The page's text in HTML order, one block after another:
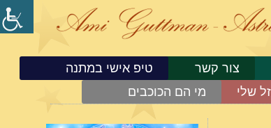
צור קשר
טיפ אישי במתנה
שלי מי הם הכוכבים